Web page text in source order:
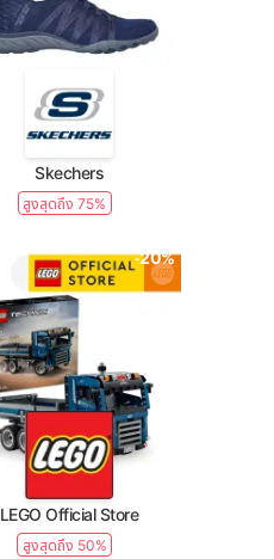
Skechers
สูงสุดถึง 75%
-20%
LEGO Official Store
สูงสุดถึง 50%